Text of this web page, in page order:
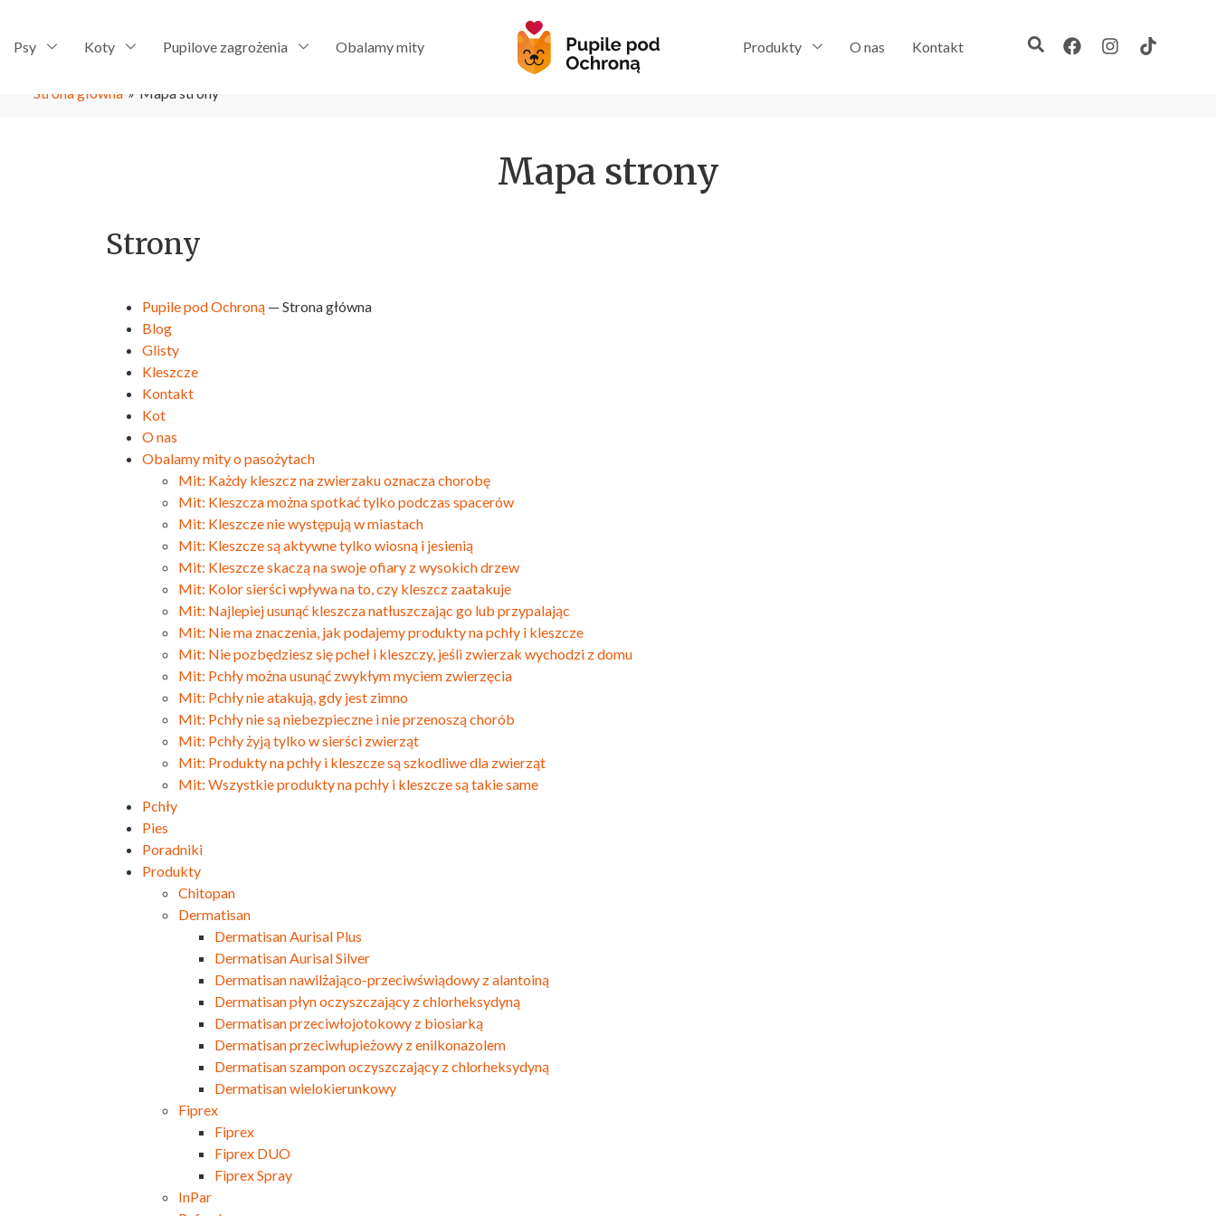
Psy Koty Pupilove zagrożenia Obalamy mity Produkty O nas Kontakt
Strona główna » Mapa strony
Mapa strony
Strony
Pupile pod Ochroną — Strona główna
Blog
Glisty
Kleszcze
Kontakt
Kot
O nas
Obalamy mity o pasożytach
Mit: Każdy kleszcz na zwierzaku oznacza chorobę
Mit: Kleszcza można spotkać tylko podczas spacerów
Mit: Kleszcze nie występują w miastach
Mit: Kleszcze są aktywne tylko wiosną i jesienią
Mit: Kleszcze skaczą na swoje ofiary z wysokich drzew
Mit: Kolor sierści wpływa na to, czy kleszcz zaatakuje
Mit: Najlepiej usunąć kleszcza natłuszczając go lub przypalając
Mit: Nie ma znaczenia, jak podajemy produkty na pchły i kleszcze
Mit: Nie pozbędziesz się pcheł i kleszczy, jeśli zwierzak wychodzi z domu
Mit: Pchły można usunąć zwykłym myciem zwierzęcia
Mit: Pchły nie atakują, gdy jest zimno
Mit: Pchły nie są niebezpieczne i nie przenoszą chorób
Mit: Pchły żyją tylko w sierści zwierząt
Mit: Produkty na pchły i kleszcze są szkodliwe dla zwierząt
Mit: Wszystkie produkty na pchły i kleszcze są takie same
Pchły
Pies
Poradniki
Produkty
Chitopan
Dermatisan
Dermatisan Aurisal Plus
Dermatisan Aurisal Silver
Dermatisan nawilżająco-przeciwświądowy z alantoiną
Dermatisan płyn oczyszczający z chlorheksydyną
Dermatisan przeciwłojotokowy z biosiarką
Dermatisan przeciwłupieżowy z enilkonazolem
Dermatisan szampon oczyszczający z chlorheksydyną
Dermatisan wielokierunkowy
Fiprex
Fiprex
Fiprex DUO
Fiprex Spray
InPar